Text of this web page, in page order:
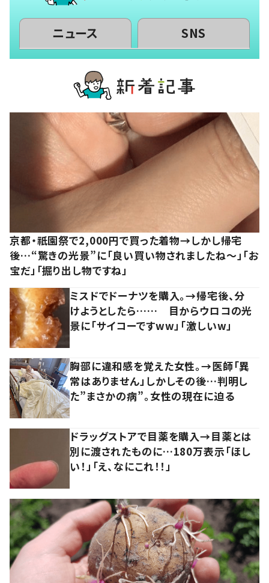
ニュース SNS
京都・祇園祭で2,000円で買った着物→しかし帰宅
後…“驚きの光景”に「良い買い物されましたね～」「お
宝だ」「掘り出し物ですね」
ミスドでドーナツを購入。→帰宅後、分
けようとしたら…… 目からウロコの光
景に「サイコーですww」「激しいw」
胸部に違和感を覚えた女性。→医師「異
常はありません」しかしその後…判明し
た”まさかの病”。女性の現在に迫る
ドラッグストアで目薬を購入→目薬とは
別に渡されたものに…180万表示「ほし
い！」「え、なにこれ！！」